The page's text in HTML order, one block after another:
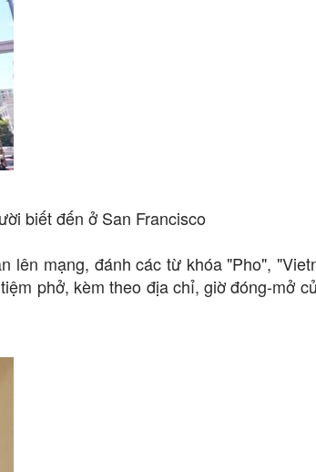
biết đến ở San Francisco
mạng, đánh các từ khóa "Pho",
phở, kèm theo địa chỉ, giờ đóng-mở